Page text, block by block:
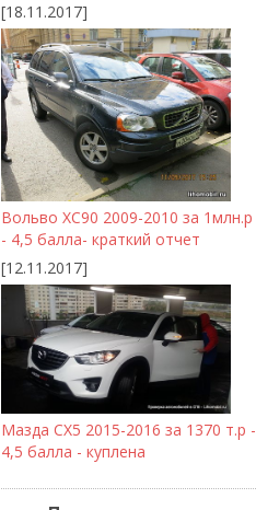
[18.11.2017]
Вольво ХС90 2009-2010 за 1млн.р
- 4,5 балла- краткий отчет
[12.11.2017]
Мазда CX5 2015-2016 за 1370 т.р -
4,5 балла - куплена